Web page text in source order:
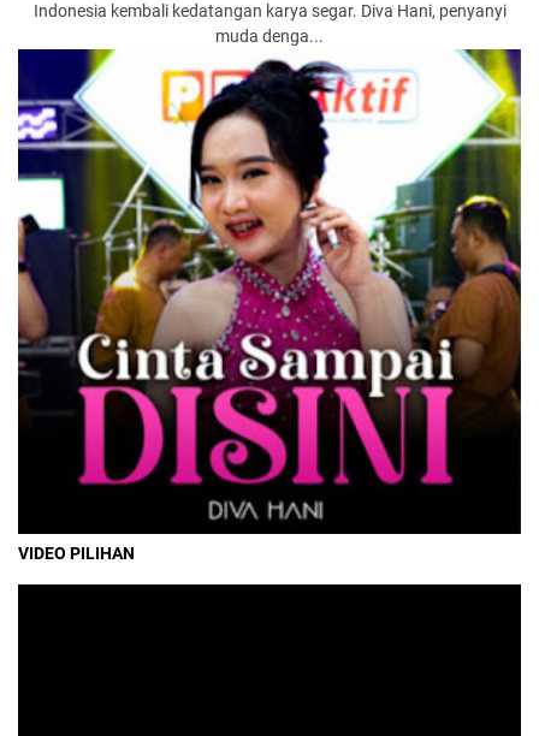
Indonesia kembali kedatangan karya segar. Diva Hani, penyanyi
muda denga...
VIDEO PILIHAN